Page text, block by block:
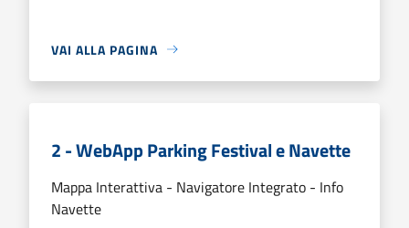
VAI ALLA PAGINA
2 - WebApp Parking Festival e Navette
Mappa Interattiva - Navigatore Integrato - Info
Navette